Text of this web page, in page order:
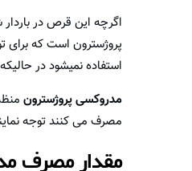
اگرچه این قرص در
پروژسترون است که برای
استفاده نمیشود در
مدروکسی پروژسترون
مصرف می کنند توجه نمایند که ۳ تا ۱۰ روز بعد از قطع دارو،
مقدار مصرف